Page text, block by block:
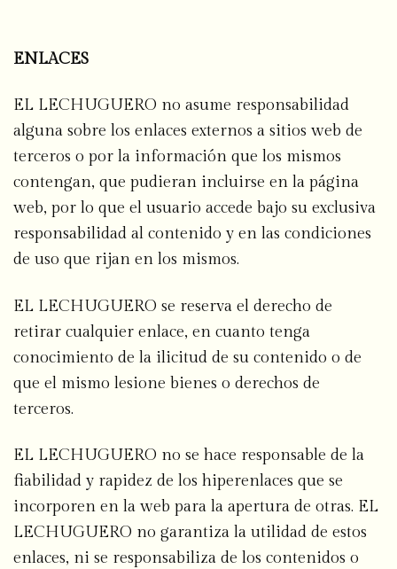
ENLACES
EL LECHUGUERO no asume responsabilidad
alguna sobre los enlaces externos a sitios web de
terceros o por la información que los mismos
contengan, que pudieran incluirse en la página
web, por lo que el usuario accede bajo su exclusiva
responsabilidad al contenido y en las condiciones
de uso que rijan en los mismos.
EL LECHUGUERO se reserva el derecho de
retirar cualquier enlace, en cuanto tenga
conocimiento de la ilicitud de su contenido o de
que el mismo lesione bienes o derechos de
terceros.
EL LECHUGUERO no se hace responsable de la
fiabilidad y rapidez de los hiperenlaces que se
incorporen en la web para la apertura de otras. EL
LECHUGUERO no garantiza la utilidad de estos
enlaces, ni se responsabiliza de los contenidos o